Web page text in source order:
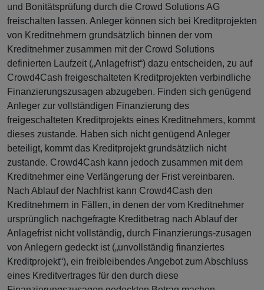
und Bonitätsprüfung durch die Crowd Solutions AG
freischalten lassen. Anleger können sich bei Kreditprojekten
von Kreditnehmern grundsätzlich binnen der vom
Kreditnehmer zusammen mit der Crowd Solutions
definierten Laufzeit („Anlagefrist“) dazu entscheiden, zu auf
Crowd4Cash freigeschalteten Kreditprojekten verbindliche
Finanzierungszusagen abzugeben. Finden sich genügend
Anleger zur vollständigen Finanzierung des
freigeschalteten Kreditprojekts eines Kreditnehmers, kommt
dieses zustande. Haben sich nicht genügend Anleger
beteiligt, kommt das Kreditprojekt grundsätzlich nicht
zustande. Crowd4Cash kann jedoch zusammen mit dem
Kreditnehmer eine Verlängerung der Frist vereinbaren.
Nach Ablauf der Nachfrist kann Crowd4Cash den
Kreditnehmern in Fällen, in denen der vom Kreditnehmer
ursprünglich nachgefragte Kreditbetrag nach Ablauf der
Anlagefrist nicht vollständig, durch Finanzierungs-zusagen
von Anlegern gedeckt ist („unvollständig finanziertes
Kreditprojekt“), ein freibleibendes Angebot zum Abschluss
eines Kreditvertrages für den durch diese